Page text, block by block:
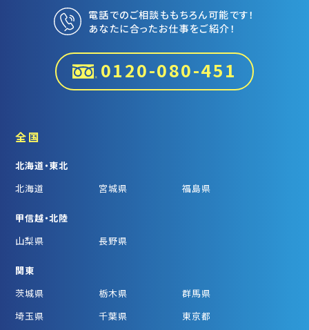
電話でのご相談ももちろん可能です！
あなたに合ったお仕事をご紹介！
0120-080-451
全国
北海道・東北
北海道
宮城県 福島県
甲信越・北陸
山梨県
長野県
関東
茨城県
栃木県
群馬県
埼玉県
千葉県
東京都